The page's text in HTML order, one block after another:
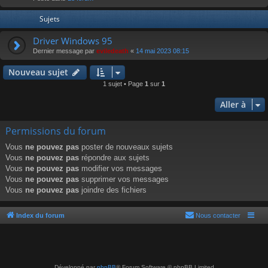
Sujets
Driver Windows 95
Dernier message par eviledeath « 14 mai 2023 08:15
Nouveau sujet
1 sujet • Page 1 sur 1
Aller à
Permissions du forum
Vous ne pouvez pas poster de nouveaux sujets
Vous ne pouvez pas répondre aux sujets
Vous ne pouvez pas modifier vos messages
Vous ne pouvez pas supprimer vos messages
Vous ne pouvez pas joindre des fichiers
Index du forum Nous contacter